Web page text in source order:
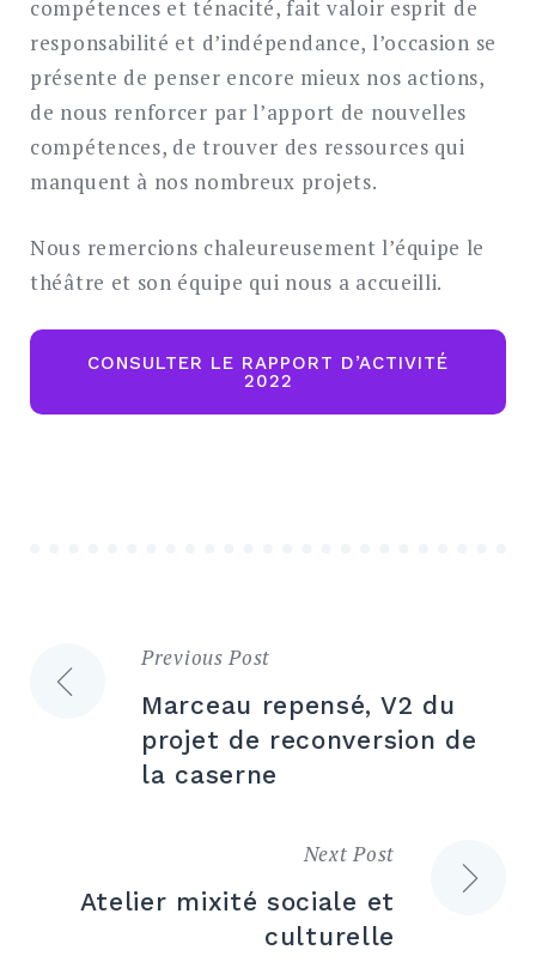
compétences et ténacité, fait valoir esprit de
responsabilité et d’indépendance, l’occasion se
présente de penser encore mieux nos actions,
de nous renforcer par l’apport de nouvelles
compétences, de trouver des ressources qui
manquent à nos nombreux projets.
Nous remercions chaleureusement l’équipe le
théâtre et son équipe qui nous a accueilli.
CONSULTER LE RAPPORT D’ACTIVITÉ
2022
Navigation
l’article
Previous Post
Marceau repensé, V2 du
projet de reconversion de
la caserne
Next Post
Atelier mixité sociale et
culturelle